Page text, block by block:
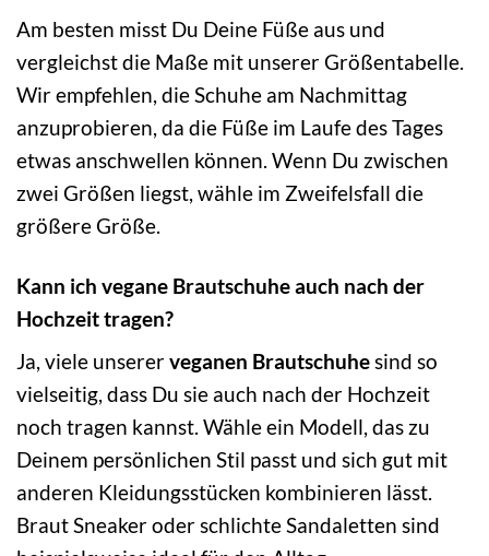
Am besten misst Du Deine Füße aus und
vergleichst die Maße mit unserer Größentabelle.
Wir empfehlen, die Schuhe am Nachmittag
anzuprobieren, da die Füße im Laufe des Tages
etwas anschwellen können. Wenn Du zwischen
zwei Größen liegst, wähle im Zweifelsfall die
größere Größe.
Kann ich vegane Brautschuhe auch nach der
Hochzeit tragen?
Ja, viele unsererveganen Brautschuhesind so
vielseitig, dass Du sie auch nach der Hochzeit
noch tragen kannst. Wähle ein Modell, das zu
Deinem persönlichen Stil passt und sich gut mit
anderen Kleidungsstücken kombinieren lässt.
Braut Sneaker oder schlichte Sandaletten sind